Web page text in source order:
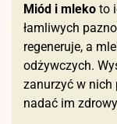
Miód i mleko to
łamliwych
regeneruje, a
odżywczych.
zanurzyć w nich
nadać im